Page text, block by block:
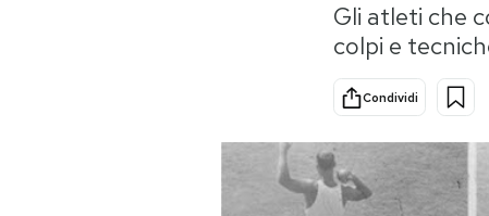
Consumismi
Storie/Idee
Ok Boomer!
Media
Europa
Altrecose
Gli atleti che
colpi e
Condividi